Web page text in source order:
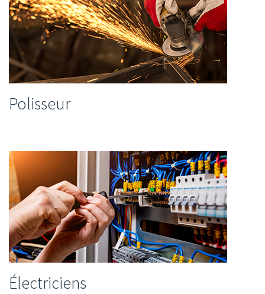
Polisseur
Électriciens